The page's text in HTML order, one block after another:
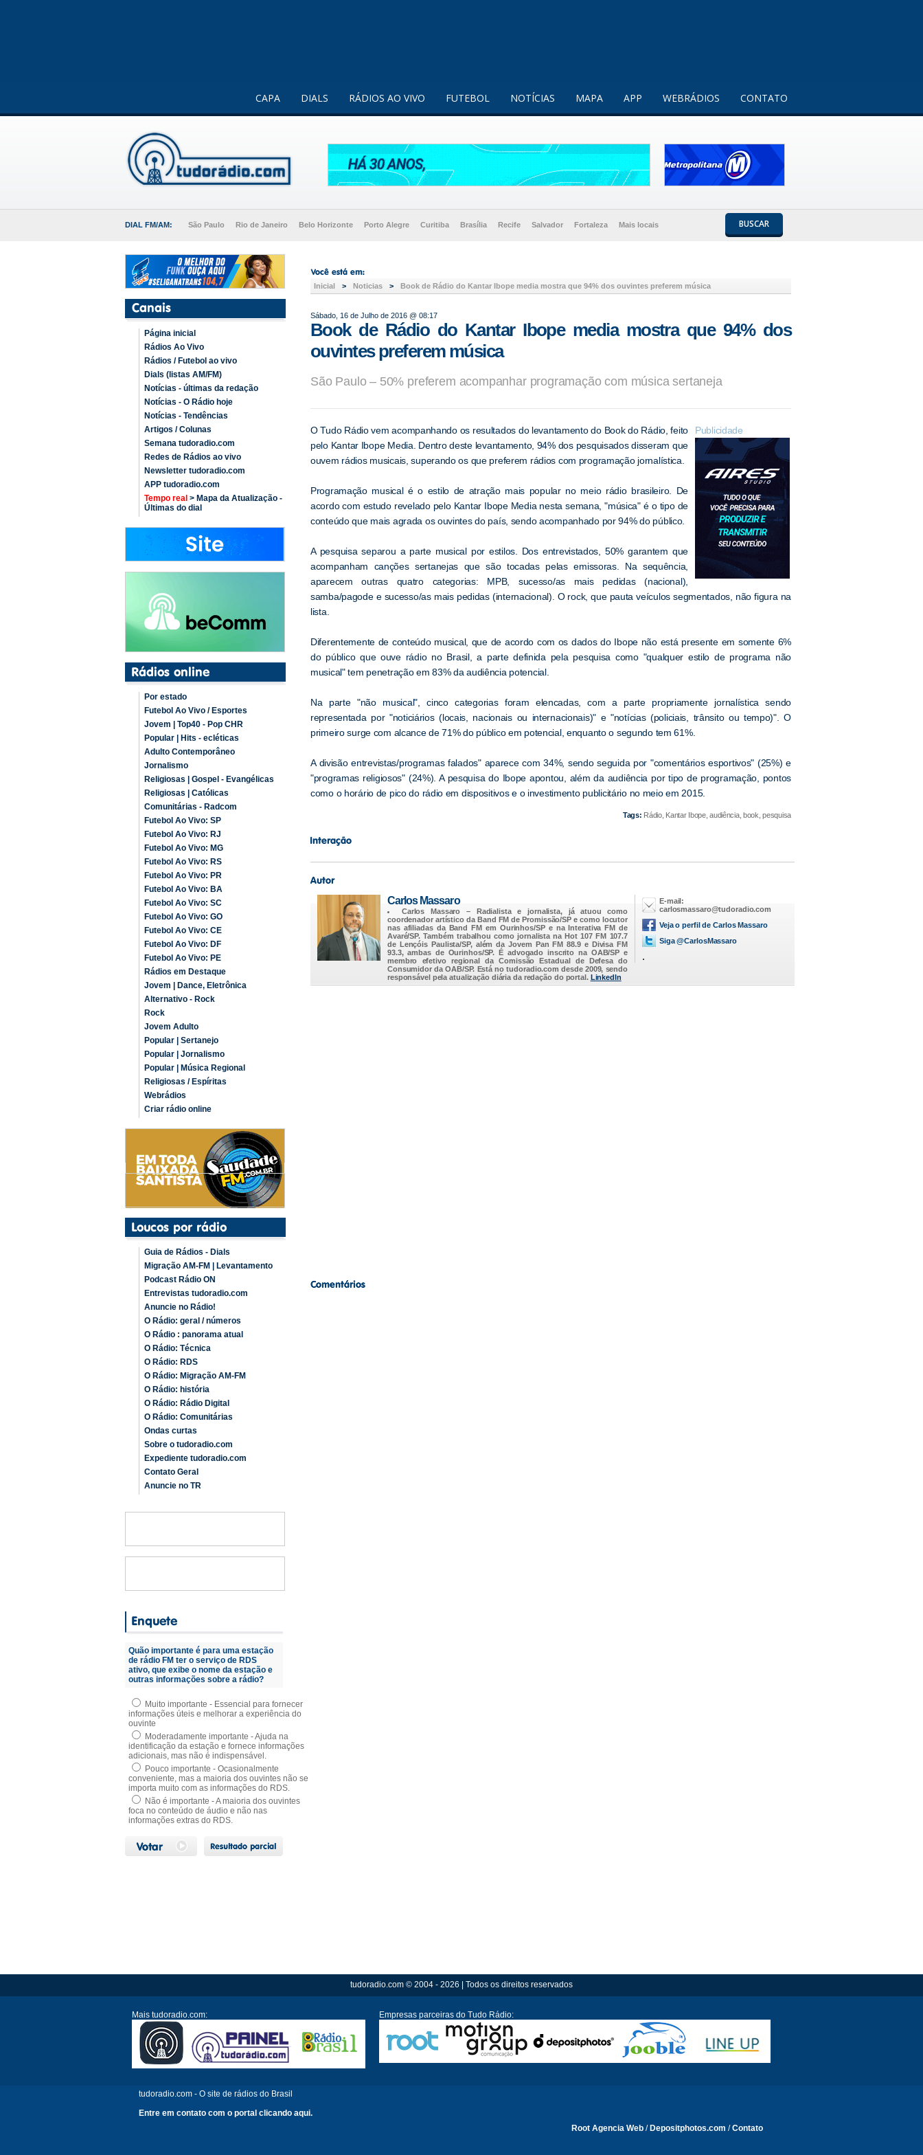
CAPA DIALS RÁDIOS AO VIVO FUTEBOL NOTÍCIAS MAPA APP WEBRÁDIOS CONTATO
DIAL FM/AM: São Paulo Rio de Janeiro Belo Horizonte Porto Alegre Curitiba Brasília Recife Salvador Fortaleza Mais locais BUSCAR
Página inicial
Rádios Ao Vivo
Rádios / Futebol ao vivo
Dials (listas AM/FM)
Notícias - últimas da redação
Notícias - O Rádio hoje
Notícias - Tendências
Artigos / Colunas
Semana tudoradio.com
Redes de Rádios ao vivo
Newsletter tudoradio.com
APP tudoradio.com
Tempo real > Mapa da Atualização -
Últimas do dial
Por estado
Futebol Ao Vivo / Esportes
Jovem | Top40 - Pop CHR
Popular | Hits - ecléticas
Adulto Contemporâneo
Jornalismo
Religiosas | Gospel - Evangélicas
Religiosas | Católicas
Comunitárias - Radcom
Futebol Ao Vivo: SP
Futebol Ao Vivo: RJ
Futebol Ao Vivo: MG
Futebol Ao Vivo: RS
Futebol Ao Vivo: PR
Futebol Ao Vivo: BA
Futebol Ao Vivo: SC
Futebol Ao Vivo: GO
Futebol Ao Vivo: CE
Futebol Ao Vivo: DF
Futebol Ao Vivo: PE
Rádios em Destaque
Jovem | Dance, Eletrônica
Alternativo - Rock
Rock
Jovem Adulto
Popular | Sertanejo
Popular | Jornalismo
Popular | Música Regional
Religiosas / Espíritas
Webrádios
Criar rádio online
Guia de Rádios - Dials
Migração AM-FM | Levantamento
Podcast Rádio ON
Entrevistas tudoradio.com
Anuncie no Rádio!
O Rádio: geral / números
O Rádio : panorama atual
O Rádio: Técnica
O Rádio: RDS
O Rádio: Migração AM-FM
O Rádio: história
O Rádio: Rádio Digital
O Rádio: Comunitárias
Ondas curtas
Sobre o tudoradio.com
Expediente tudoradio.com
Contato Geral
Anuncie no TR
Quão importante é para uma estação
de rádio FM ter o serviço de RDS
ativo, que exibe o nome da estação e
outras informações sobre a rádio?
Muito importante - Essencial para fornecer
informações úteis e melhorar a experiência do
ouvinte
Moderadamente importante - Ajuda na
identificação da estação e fornece informações
adicionais, mas não é indispensável.
Pouco importante - Ocasionalmente
conveniente, mas a maioria dos ouvintes não se
importa muito com as informações do RDS.
Não é importante - A maioria dos ouvintes
foca no conteúdo de áudio e não nas
informações extras do RDS.
Inicial > Noticias > Book de Rádio do Kantar Ibope media mostra que 94% dos ouvintes preferem música
Sábado, 16 de Julho de 2016 @ 08:17
Book de Rádio do Kantar Ibope media mostra que 94% dos
ouvintes preferem música
São Paulo – 50% preferem acompanhar programação com música sertaneja
Publicidade
O Tudo Rádio vem acompanhando os resultados do levantamento do Book do Rádio, feito
pelo Kantar Ibope Media. Dentro deste levantamento, 94% dos pesquisados disseram que
ouvem rádios musicais, superando os que preferem rádios com programação jornalística.
Programação musical é o estilo de atração mais popular no meio rádio brasileiro. De
acordo com estudo revelado pelo Kantar Ibope Media nesta semana, "música" é o tipo de
conteúdo que mais agrada os ouvintes do país, sendo acompanhado por 94% do público.
A pesquisa separou a parte musical por estilos. Dos entrevistados, 50% garantem que
acompanham canções sertanejas que são tocadas pelas emissoras. Na sequência,
aparecem outras quatro categorias: MPB, sucesso/as mais pedidas (nacional),
samba/pagode e sucesso/as mais pedidas (internacional). O rock, que pauta veículos segmentados, não figura na
lista.
Diferentemente de conteúdo musical, que de acordo com os dados do Ibope não está presente em somente 6%
do público que ouve rádio no Brasil, a parte definida pela pesquisa como "qualquer estilo de programa não
musical" tem penetração em 83% da audiência potencial.
Na parte "não musical", cinco categorias foram elencadas, com a parte propriamente jornalística sendo
representada por "noticiários (locais, nacionais ou internacionais)" e "notícias (policiais, trânsito ou tempo)". O
primeiro surge com alcance de 71% do público em potencial, enquanto o segundo tem 61%.
A divisão entrevistas/programas falados" aparece com 34%, sendo seguida por "comentários esportivos" (25%) e
"programas religiosos" (24%). A pesquisa do Ibope apontou, além da audiência por tipo de programação, pontos
como o horário de pico do rádio em dispositivos e o investimento publicitário no meio em 2015.
Tags: Rádio, Kantar Ibope, audiência, book, pesquisa
Carlos Massaro
Carlos Massaro – Radialista e jornalista, já atuou como
coordenador artístico da Band FM de Promissão/SP e como locutor
nas afiliadas da Band FM em Ourinhos/SP e na Interativa FM de
Avaré/SP. Também trabalhou como jornalista na Hot 107 FM 107.7
de Lençóis Paulista/SP, além da Jovem Pan FM 88.9 e Divisa FM
93.3, ambas de Ourinhos/SP. É advogado inscrito na OAB/SP e
membro efetivo regional da Comissão Estadual de Defesa do
Consumidor da OAB/SP. Está notudoradio.com desde 2009, sendo
responsável pela atualização diária da redação do portal. LinkedIn
E-mail:
carlosmassaro@tudoradio.com
Veja o perfil de Carlos Massaro
Siga @CarlosMassaro
.
tudoradio.com © 2004 - 2026 | Todos os direitos reservados
Mais tudoradio.com: Empresas parceiras do Tudo Rádio:
tudoradio.com - O site de rádios do Brasil
Entre em contato com o portal clicando aqui.
Root Agencia Web / Depositphotos.com /Contato